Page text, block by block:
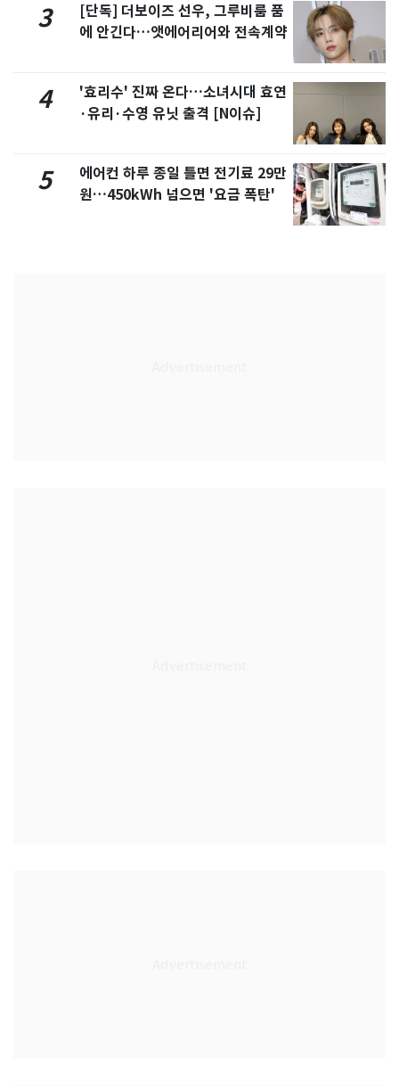
3
[단독] 더보이즈 선우, 그루비룸 품
에 안긴다…앳에어리어와 전속계약
4
'효리수' 진짜 온다…소녀시대 효연
·유리·수영 유닛 출격 [N이슈]
5
에어컨 하루 종일 틀면 전기료 29만
원…450kWh 넘으면 '요금 폭탄'